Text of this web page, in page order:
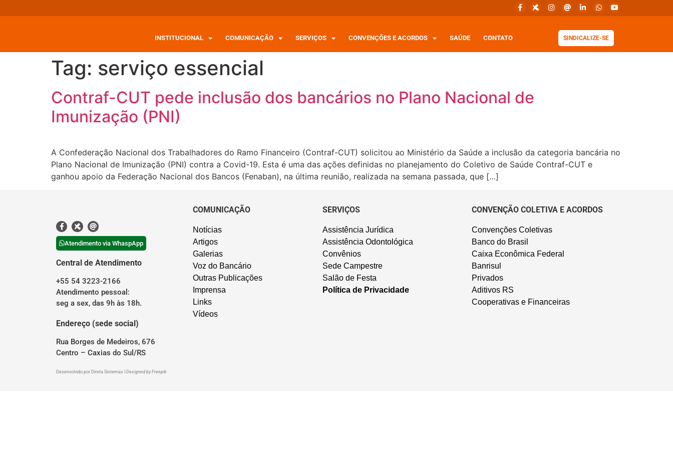
INSTITUCIONAL COMUNICAÇÃO SERVIÇOS CONVENÇÕES E ACORDOS SAÚDE CONTATO SINDICALIZE-SE
Tag: serviço essencial
Contraf-CUT pede inclusão dos bancários no Plano Nacional de
Imunização (PNI)
A Confederação Nacional dos Trabalhadores do Ramo Financeiro (Contraf-CUT) solicitou ao Ministério da Saúde a inclusão da categoria bancária no
Plano Nacional de Imunização (PNI) contra a Covid-19. Esta é uma das ações definidas no planejamento do Coletivo de Saúde Contraf-CUT e
ganhou apoio da Federação Nacional dos Bancos (Fenaban), na última reunião, realizada na semana passada, que […]
Atendimento via WhaspApp
Central de Atendimento
+55 54 3223-2166
Atendimento pessoal:
seg a sex, das 9h às 18h.
Endereço (sede social)
Rua Borges de Medeiros, 676
Centro – Caxias do Sul/RS
Desenvolvido por Direta Sistemas Designed by Freepik
COMUNICAÇÃO
Notícias
Artigos
Galerias
Voz do Bancário
Outras Publicações
Imprensa
Links
Vídeos
SERVIÇOS
Assistência Jurídica
Assistência Odontológica
Convênios
Sede Campestre
Salão de Festa
Política de Privacidade
CONVENÇÃO COLETIVA E ACORDOS
Convenções Coletivas
Banco do Brasil
Caixa Econômica Federal
Banrisul
Privados
Aditivos RS
Cooperativas e Financeiras